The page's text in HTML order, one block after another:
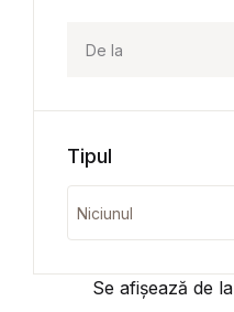
Se afișează de la
Tipul